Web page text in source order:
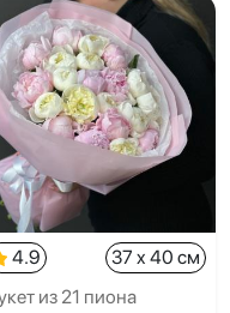
4.9
37 x 40 см
из 21 пиона